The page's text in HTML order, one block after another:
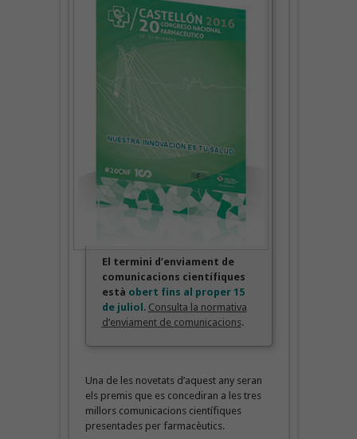
El termini d’enviament de
comunicacions científiques
està obert fins al proper 15
de juliol . Consulta la normativa
d’enviament de comunicacions.
Una de les novetats d’aquest any seran
els premis que es concediran a les tres
millors comunicacions científiques
presentades per farmacèutics.